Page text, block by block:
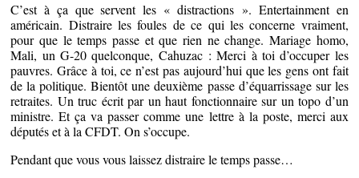
C’est à ça que servent les « distractions ». Entertainment en
américain. Distraire les foules de ce qui les concerne vraiment,
pour que le temps passe et que rien ne change. Mariage homo,
Mali, un G-20 quelconque, Cahuzac : Merci à toi d’occuper les
pauvres. Grâce à toi, ce n’est pas aujourd’hui que les gens ont fait
de la politique. Bientôt une deuxième passe d’équarrissage sur les
retraites. Un truc écrit par un haut fonctionnaire sur un topo d’un
ministre. Et ça va passer comme une lettre à la poste, merci aux
députés et à la CFDT. On s’occupe.
Pendant que vous vous laissez distraire le temps passe…